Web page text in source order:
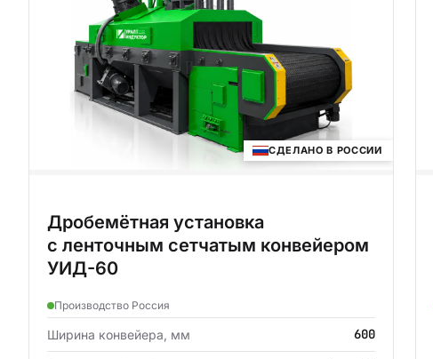
СДЕЛАНО В РОССИИ
Дробемётная установка
с ленточным сетчатым конвейером
УИД-60
Производство Россия
Ширина конвейера, мм 600